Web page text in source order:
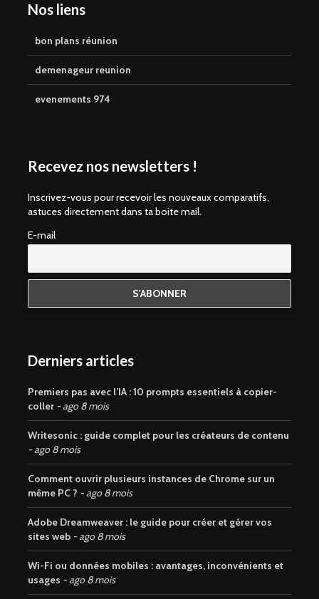
Nos liens
bon plans réunion
demenageur reunion
evenements 974
Recevez nos newsletters !
Inscrivez-vous pour recevoir les nouveaux comparatifs,
astuces directement dans ta boite mail.
E-mail
Derniers articles
Premiers pas avec l’IA : 10 prompts essentiels à copier-
coller
ago 8 mois
Writesonic : guide complet pour les créateurs de contenu
ago 8 mois
Comment ouvrir plusieurs instances de Chrome sur un
même PC ?
ago 8 mois
Adobe Dreamweaver : le guide pour créer et gérer vos
sites web
ago 8 mois
Wi-Fi ou données mobiles : avantages, inconvénients et
usages
ago 8 mois